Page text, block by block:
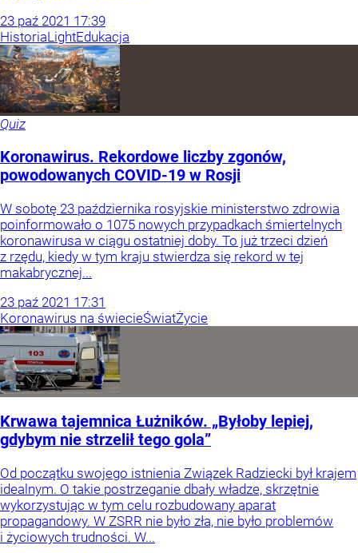
23 paź 2021 17:39
HistoriaLightEdukacja
Quiz
Koronawirus. Rekordowe liczby zgonów,
powodowanych COVID-19 w Rosji
W sobotę 23 października rosyjskie ministerstwo zdrowia
poinformowało o 1075 nowych przypadkach śmiertelnych
koronawirusa w ciągu ostatniej doby. To już trzeci dzień
z rzędu, kiedy w tym kraju stwierdza się rekord w tej
makabrycznej...
23 paź 2021 17:31
Koronawirus na świecieŚwiatŻycie
Krwawa tajemnica Łużników. „Byłoby lepiej,
gdybym nie strzelił tego gola”
Od początku swojego istnienia Związek Radziecki był krajem
idealnym. O takie postrzeganie dbały władze, skrzętnie
wykorzystując w tym celu rozbudowany aparat
propagandowy. W ZSRR nie było zła, nie było problemów
i życiowych trudności. W...